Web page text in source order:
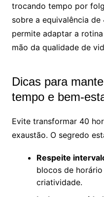
trocando tempo por
sobre a equivalência
permite adaptar a
mão da qualidade de
Dicas para
tempo e bem-
Evite transformar 40
exaustão. O segredo
Respeite
blocos de
criatividade.